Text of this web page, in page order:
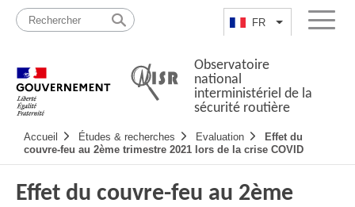
Passer
contenu
FR Lister lesMenu
Observatoire
national
interministériel de la
sécurité routière
principale
Accueil Études & recherches Evaluation
Effet du
couvre-feu au 2ème trimestre 2021 lors de la crise COVID
Effet du couvre-feu au 2ème